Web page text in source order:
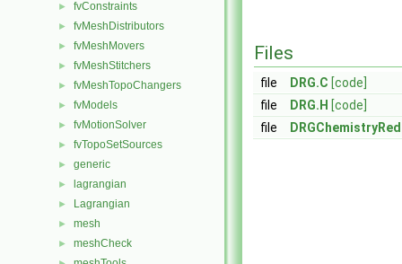
► fvConstraints
► fvMeshDistributors
► fvMeshMovers
► fvMeshStitchers
► fvMeshTopoChangers
► fvModels
► fvMotionSolver
► fvTopoSetSources
► generic
► lagrangian
► Lagrangian
► mesh
► meshCheck
Files
file DRG.C [code]
file
DRG.H [code]
file